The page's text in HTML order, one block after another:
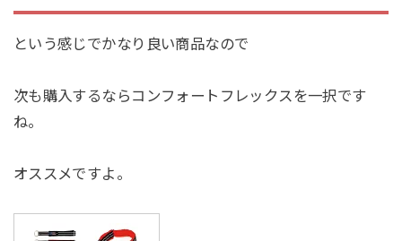
という感じでかなり良い商品なので
次も購入するならコンフォートフレックスを一択です
ね。
オススメですよ。